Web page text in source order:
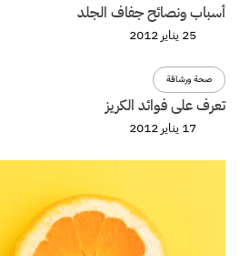
أسباب ونصائح جفاف الجلد
25 يناير 2012
صحة ورشاقة
تعرف على فوائد الكريز
17 يناير 2012